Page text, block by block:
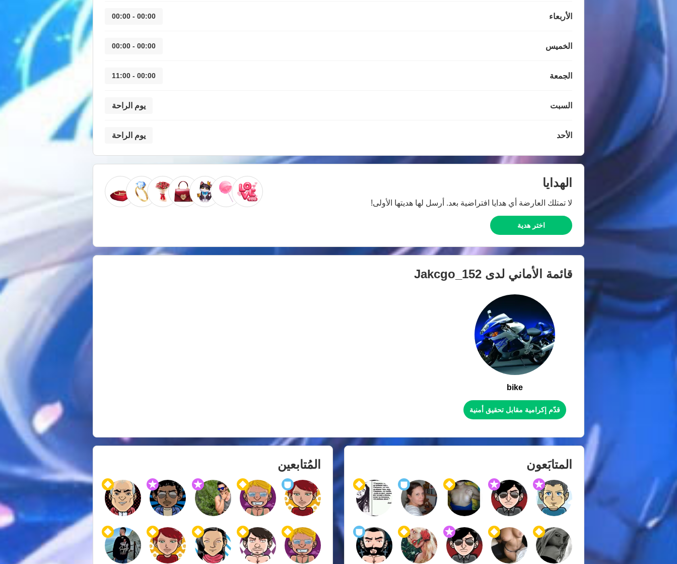
الأربعاء 00:00 - 00:00
الخميس 00:00 - 00:00
الجمعة 00:00 - 11:00
السبت يوم الراحة
الأحد يوم الراحة
الهدايا
لا تمتلك العارضة أي هدايا افتراضية بعد. أرسل لها هديتها الأولى!
اختر هدية
قائمة الأماني لدى Jakcgo_152
bike
قدّم إكرامية مقابل تحقيق أمنية
المتابَعون المُتابعين